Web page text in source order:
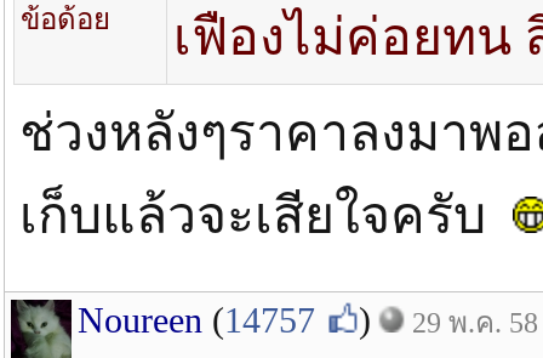
ข้อด้อย
เฟืองไม่ค่อยทน
ช่วงหลังๆราคาลงมาพ
เก็บแล้วจะเสียใจครับ
Noureen (14757 ) 29 พ.ค. 58